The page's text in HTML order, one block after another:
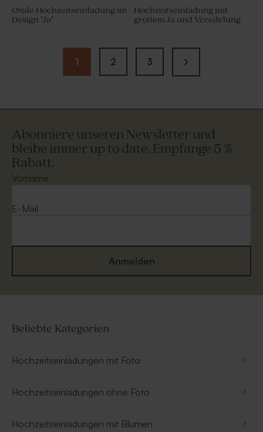
Ovale Hochzeitseinladung im
Design "Ja"
Hochzeitseinladung mit
großem Ja und Veredelung
1 2 3
Abonniere unseren Newsletter und
bleibe immer up to date. Empfange 5 %
Rabatt.
Vorname
E-Mail
Anmelden
Beliebte Kategorien
Hochzeitseinladungen mit Foto
Hochzeitseinladungen ohne Foto
Hochzeitseinladungen mit Blumen